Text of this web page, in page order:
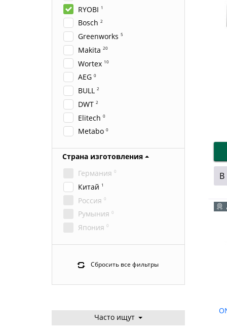
RYOBI 1
Bosch 2
Greenworks 5
Makita 20
Wortex 10
AEG 0
BULL 2
DWT 2
Elitech 0
Metabo 0
Страна изготовления
Германия 0
Китай 1
Россия 0
Румыния 0
Япония 0
Сбросить все фильтры
Часто ищут
В